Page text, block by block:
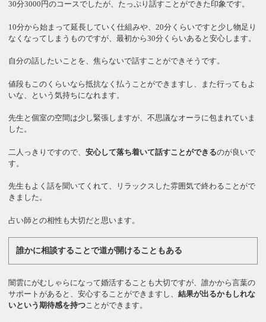
30分3000円のコースでしたが、たっぷり話すことができた印象です。
10分から始まって延長していく仕組みや、20分くらいですと少し物足り
なくなってしまうものですが、最初から30分くらいあると安心します。
自分の話したいことを、焦らないで話すことができそうです。
値段もこのくらいなら抵抗なく払うことができますし、また行ってもよ
いな、という気持ちになれます。
先生と個室の空間は少し緊張しますが、不思議なオーラに包まれていま
した。
二人っきりですので、安心して落ち着いて話すことができるのが良いで
す。
先生もよく話を聞いてくれて、リラックスした雰囲気で終わることがで
きました。
占い師との相性も大切だと思います。
誰かに相談することで道が開けることもある
闇雲にがむしゃらになって婚活することも大切ですが、誰かから言葉の
サポートがあると、安心することができますし、結果が出るかもしれな
いという期待感を持つ ことができます。